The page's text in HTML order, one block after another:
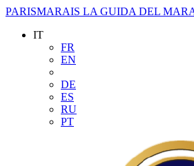
PARISMARAIS LA GUIDA DEL
IT
FR
EN
DE
ES
RU
PT